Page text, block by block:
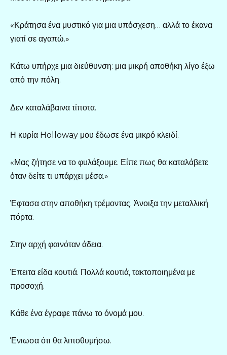
«Κράτησα ένα μυστικό για μια υπόσχεση… αλλά το έκανα
γιατί σε αγαπώ.»
Κάτω υπήρχε μια διεύθυνση: μια μικρή αποθήκη λίγο έξω
από την πόλη.
Δεν καταλάβαινα τίποτα.
Η κυρία Holloway μου έδωσε ένα μικρό κλειδί.
«Μας ζήτησε να το φυλάξουμε. Είπε πως θα καταλάβετε
όταν δείτε τι υπάρχει μέσα.»
Έφτασα στην αποθήκη τρέμοντας. Άνοιξα την μεταλλική
πόρτα.
Στην αρχή φαινόταν άδεια.
Έπειτα είδα κουτιά. Πολλά κουτιά, τακτοποιημένα με
προσοχή.
Κάθε ένα έγραφε πάνω το όνομά μου.
Ένιωσα ότι θα λιποθυμήσω.